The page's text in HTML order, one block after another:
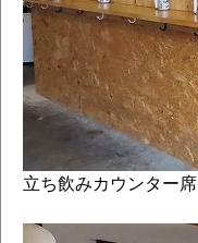
立ち飲みカウンター席